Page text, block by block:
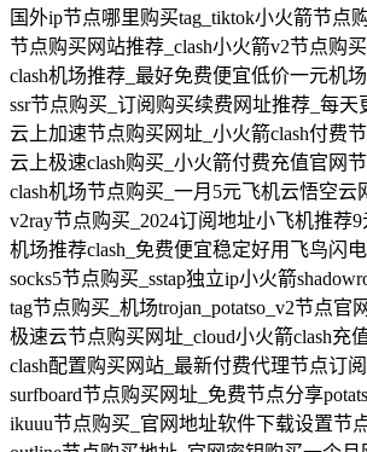
国外ip节点哪里购买tag_tiktok小火箭节点
节点购买网站推荐_clash小火箭v2节点购
clash机场推荐_最好免费便宜低价一元机
ssr节点购买_订阅购买续费网址推荐_每天
云上加速节点购买网址_小火箭clash付费
云上极速clash购买_小火箭付费充值官网
clash机场节点购买_一月5元飞机云悟空云
v2ray节点购买_2024订阅地址小飞机推荐
机场推荐clash_免费便宜稳定好用飞鸟闪
socks5节点购买_sstap独立ip小火箭
tag节点购买_机场trojan_potatso_v2节点官
极速云节点购买网址_cloud小火箭clash充
clash配置购买网站_最新付费代理节点订
surfboard节点购买网址_免费节点分享
ikuuu节点购买_官网地址软件下载设置节